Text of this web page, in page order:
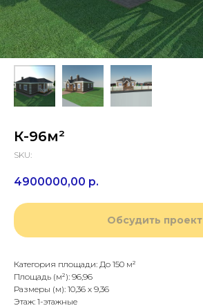
К-96м²
SKU:
4900000,00 р.
Обсудить проект
Категория площади: До 150 м²
Площадь (м²): 96,96
Размеры (м): 10,36 х 9,36
Этаж: 1-этажные